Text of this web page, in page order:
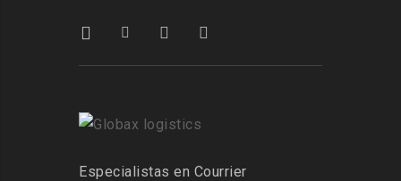
Especialistas en Courrier